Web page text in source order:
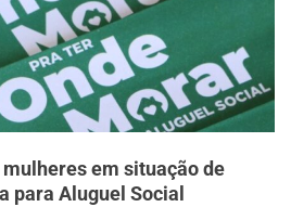
em situação de
para Aluguel Social